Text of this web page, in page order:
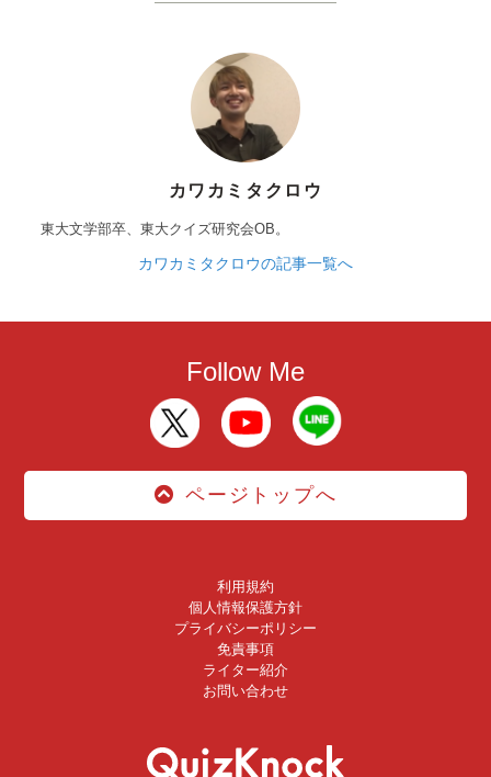
カワカミタクロウ
東大文学部卒、東大クイズ研究会OB。
カワカミタクロウの記事一覧へ
Follow Me
ページトップへ
利用規約
個人情報保護方針
プライバシーポリシー
免責事項
ライター紹介
お問い合わせ